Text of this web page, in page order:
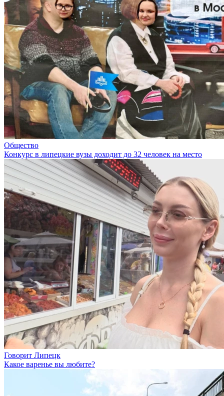
Общество
Конкурс в липецкие вузы доходит до 32 человек на место
Говорит Липецк
Какое варенье вы любите?